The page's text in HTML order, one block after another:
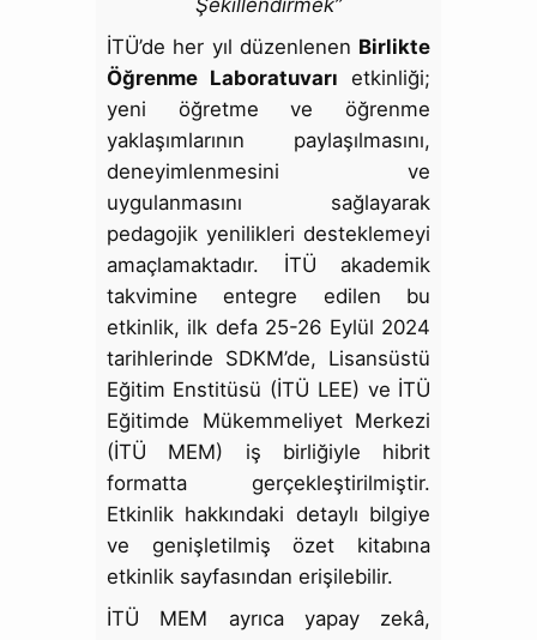
Şekillendirmek”
İTÜ’de her yıl düzenlenen Birlikte
Öğrenme Laboratuvarı etkinliği;
yeni öğretme ve öğrenme
yaklaşımlarının paylaşılmasını,
deneyimlenmesini ve
uygulanmasını sağlayarak
pedagojik yenilikleri desteklemeyi
amaçlamaktadır. İTÜ akademik
takvimine entegre edilen bu
etkinlik, ilk defa 25-26 Eylül 2024
tarihlerinde SDKM’de, Lisansüstü
Eğitim Enstitüsü (İTÜ LEE) ve İTÜ
Eğitimde Mükemmeliyet Merkezi
(İTÜ MEM) iş birliğiyle hibrit
formatta gerçekleştirilmiştir.
Etkinlik hakkındaki detaylı bilgiye
ve genişletilmiş özet kitabına
etkinlik sayfasından erişilebilir.
İTÜ MEM ayrıca yapay zekâ,